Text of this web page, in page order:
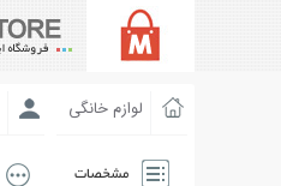
لوازم خانگی
مشخصات